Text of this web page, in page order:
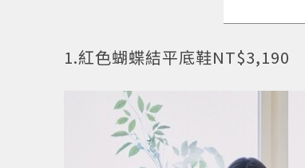
1.紅色蝴蝶結平底鞋NT$3,190